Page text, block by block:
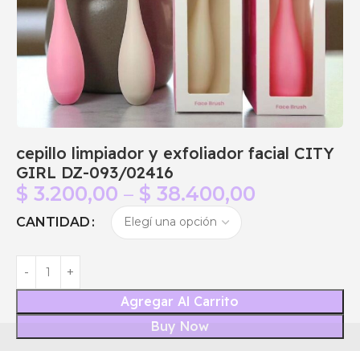
cepillo limpiador y exfoliador facial CITY
GIRL DZ-093/02416
$ 3.200,00 – $ 38.400,00
CANTIDAD
Agregar Al Carrito
Buy Now